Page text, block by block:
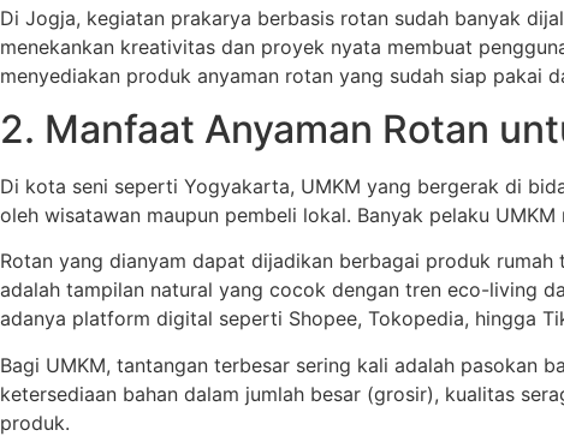
Di Jogja, kegiatan prakarya berbasis rotan sudah banyak
menekankan kreativitas dan proyek nyata membuat
menyediakan produk anyaman rotan yang sudah siap pakai
2. Manfaat Anyaman Rotan
Di kota seni seperti Yogyakarta, UMKM yang bergerak di
oleh wisatawan maupun pembeli lokal. Banyak pelaku
Rotan yang dianyam dapat dijadikan berbagai produk
adalah tampilan natural yang cocok dengan tren eco-living
adanya platform digital seperti Shopee, Tokopedia, hingga
Bagi UMKM, tantangan terbesar sering kali adalah pasokan
ketersediaan bahan dalam jumlah besar (grosir), kualitas
produk.